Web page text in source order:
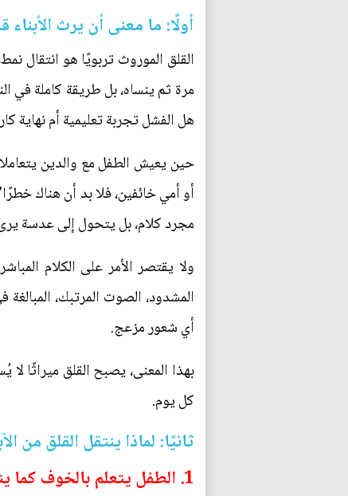
أولًا: ما معنى أن يرث الأبناء
القلق الموروث تربويًا هو انتقال
مرة ثم ينساه، بل طريقة كاملة في
هل الفشل تجربة تعليمية أم نهاية
حين يعيش الطفل مع والدين
أو أمي خائفين، فلا بد أن هناك
مجرد كلام، بل يتحول إلى عدسة يرى
ولا يقتصر الأمر على الكلام
المشدود، الصوت المرتبك، المبالغة
أي شعور مزعج.
بهذا المعنى، يصبح القلق ميراثًا
كل يوم.
ثانيًا: لماذا ينتقل القلق من
1. الطفل يتعلم بالخوف كما يتعلم بالكلام